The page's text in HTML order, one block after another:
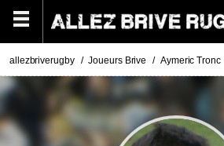
allezbriverugby Joueurs Brive Aymeric Tronc